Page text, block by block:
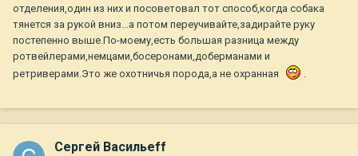
отделения,один из них и посоветовал тот способ,когда собака
тянется за рукой вниз...а потом переучивайте,задирайте руку
постепенно выше.По-моему,есть большая разница между
ротвейлерами,немцами,босеронами,доберманами и
ретриверами.Это же охотничья порода,а не охранная
.
Сергей Васильеff